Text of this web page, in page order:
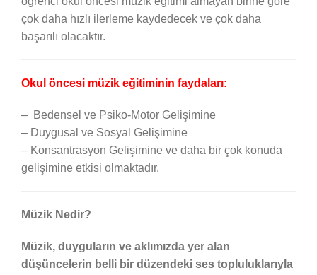
çok daha hızlı ilerleme kaydedecek ve çok daha
başarılı olacaktır.
Okul öncesi müzik eğitiminin faydaları:
– Bedensel ve Psiko-Motor Gelişimine
– Duygusal ve Sosyal Gelişimine
– Konsantrasyon Gelişimine ve daha bir çok konuda
gelişimine etkisi olmaktadır.
Müzik Nedir?
Müzik, duyguların ve aklımızda yer alan
düşüncelerin belli bir düzendeki ses topluluklarıyla